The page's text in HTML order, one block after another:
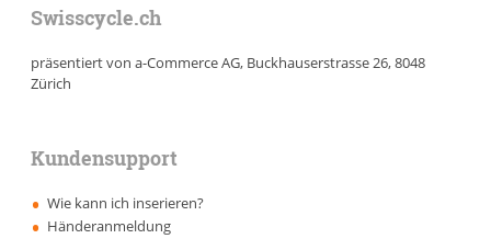
Swisscycle.ch
präsentiert von a-Commerce AG, Buckhauserstrasse 26, 8048
Zürich
Kundensupport
Wie kann ich inserieren?
Händeranmeldung